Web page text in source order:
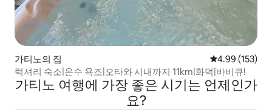
가티노의 집 평점 4.99점(5
4.99 (153)
럭셔리 숙소|온수 욕조|오타와 시내까지 11km|화덕|바비큐!
가티노 여행에 가장 좋은 시기는 언제인가
요?